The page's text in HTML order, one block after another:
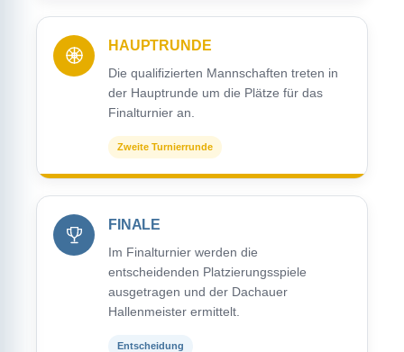
HAUPTRUNDE
Die qualifizierten Mannschaften treten in
der Hauptrunde um die Plätze für das
Finalturnier an.
Zweite Turnierrunde
FINALE
Im Finalturnier werden die
entscheidenden Platzierungsspiele
ausgetragen und der Dachauer
Hallenmeister ermittelt.
Entscheidung